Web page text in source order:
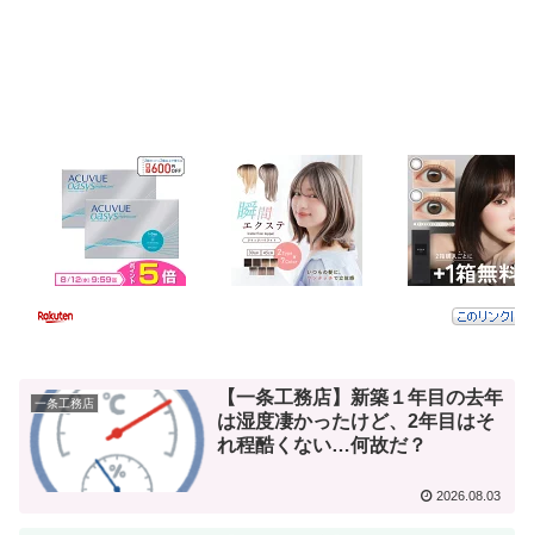
一条工務店
【一条工務店】新築１年目の去年
は湿度凄かったけど、2年目はそ
れ程酷くない…何故だ？
2026.08.03